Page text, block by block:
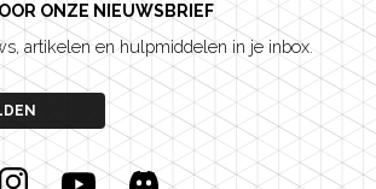
ONZE NIEUWSBRIEF
artikelen en hulpmiddelen in je inbox.
YouTubeDiscord